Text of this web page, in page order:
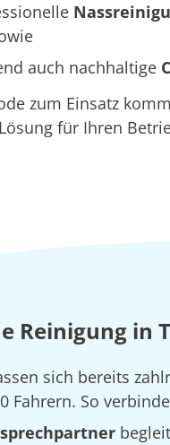
auch nachhaltige
zum Einsatz
für Ihren
Reinigung in
sich bereits
Fahrern. So